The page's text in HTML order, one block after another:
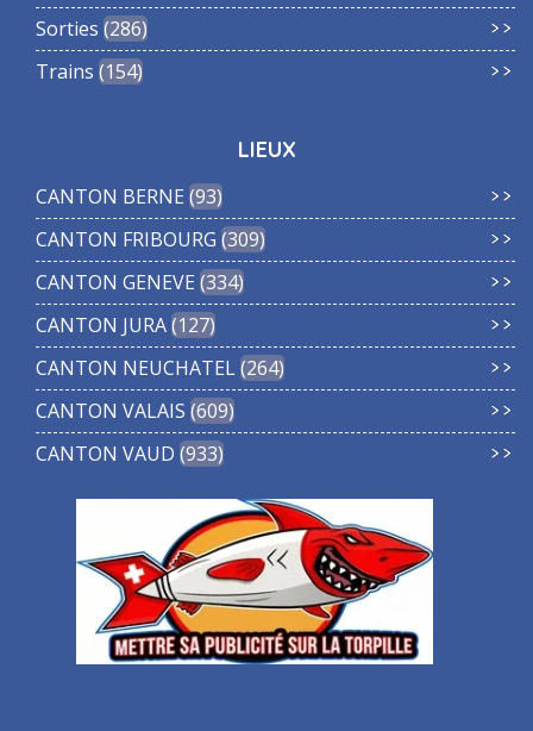
Sorties 286
Trains 154
LIEUX
CANTON BERNE 93
CANTON FRIBOURG 309
CANTON GENEVE 334
CANTON JURA 127
CANTON NEUCHATEL 264
CANTON VALAIS 609
CANTON VAUD 933